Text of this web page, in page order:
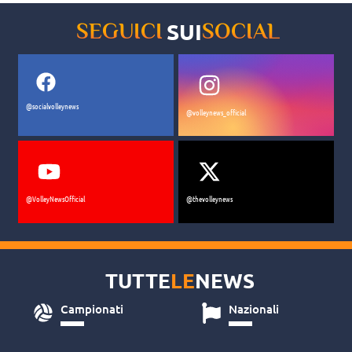
SEGUICI SUISOCIAL
@socialvolleynews
@volleynews_official
@VolleyNewsOfficial @thevolleynews
TUTTELENEWS
Campionati Nazionali